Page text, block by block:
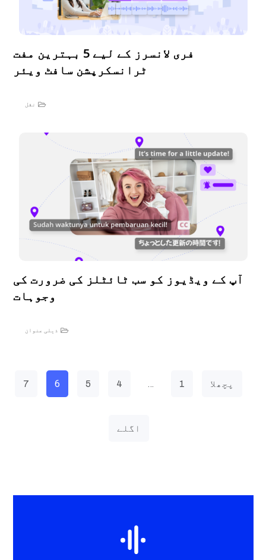
فری لانسرز کے لیے 5 بہترین مفت
ٹرانسکرپشن سافٹ ویئر
نقل
آپ کے ویڈیوز کو سب ٹائٹلز کی ضرورت کی
وجوہات
ذیلی عنوان
پچھلا 1
…
4
5
6
7
اگلے